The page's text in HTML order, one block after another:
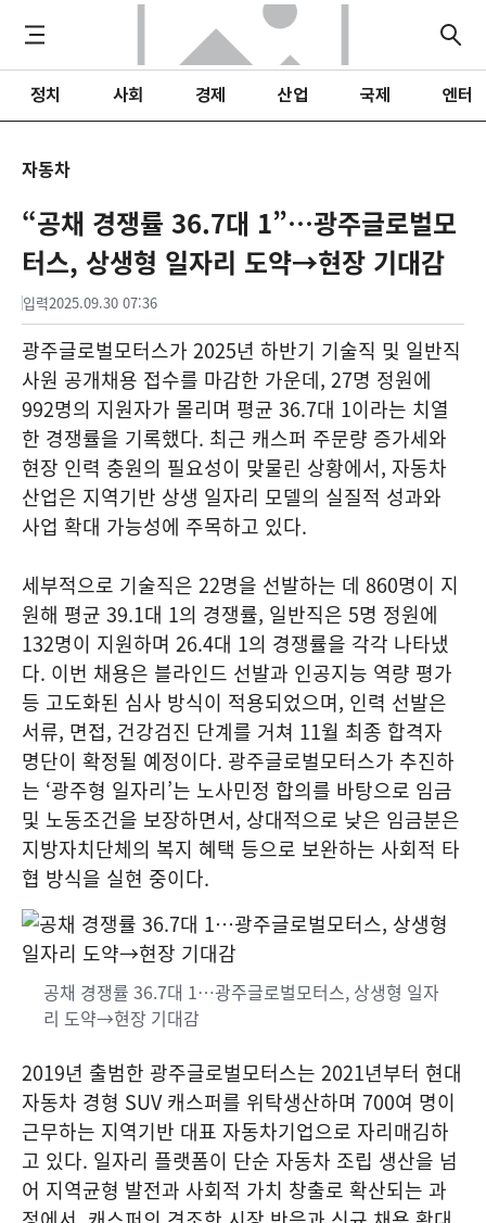
정치 사회 경제 산업 국제 엔터
자동차
“공채 경쟁률 36.7대 1”…광주글로벌모
터스, 상생형 일자리 도약→현장 기대감
입력2025.09.30 07:36
광주글로벌모터스가 2025년 하반기 기술직 및 일반직
사원 공개채용 접수를 마감한 가운데, 27명 정원에
992명의 지원자가 몰리며 평균 36.7대 1이라는 치열
한 경쟁률을 기록했다. 최근 캐스퍼 주문량 증가세와
현장 인력 충원의 필요성이 맞물린 상황에서, 자동차
산업은 지역기반 상생 일자리 모델의 실질적 성과와
사업 확대 가능성에 주목하고 있다.
세부적으로 기술직은 22명을 선발하는 데 860명이 지
원해 평균 39.1대 1의 경쟁률, 일반직은 5명 정원에
132명이 지원하며 26.4대 1의 경쟁률을 각각 나타냈
다. 이번 채용은 블라인드 선발과 인공지능 역량 평가
등 고도화된 심사 방식이 적용되었으며, 인력 선발은
서류, 면접, 건강검진 단계를 거쳐 11월 최종 합격자
명단이 확정될 예정이다. 광주글로벌모터스가 추진하
는 ‘광주형 일자리’는 노사민정 합의를 바탕으로 임금
및 노동조건을 보장하면서, 상대적으로 낮은 임금분은
지방자치단체의 복지 혜택 등으로 보완하는 사회적 타
협 방식을 실현 중이다.
공채 경쟁률 36.7대 1…광주글로벌모터스, 상생형 일자
리 도약→현장 기대감
2019년 출범한 광주글로벌모터스는 2021년부터 현대
자동차 경형 SUV 캐스퍼를 위탁생산하며 700여 명이
근무하는 지역기반 대표 자동차기업으로 자리매김하
고 있다. 일자리 플랫폼이 단순 자동차 조립 생산을 넘
어 지역균형 발전과 사회적 가치 창출로 확산되는 과